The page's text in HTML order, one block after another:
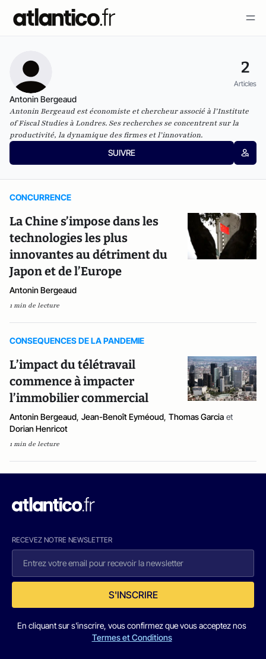
2
Articles
Antonin Bergeaud
Antonin Bergeaud est économiste et chercheur associé à l’Institute
of Fiscal Studies à Londres. Ses recherches se concentrent sur la
productivité, la dynamique des firmes et l’innovation.
SUIVRE
CONCURRENCE
La Chine s’impose dans les
technologies les plus
innovantes au détriment du
Japon et de l’Europe
Antonin Bergeaud
1 min de lecture
CONSEQUENCES DE LA PANDEMIE
L’impact du télétravail
commence à impacter
l’immobilier commercial
Antonin Bergeaud, Jean-Benoît Eyméoud, Thomas Garcia et
Dorian Henricot
1 min de lecture
RECEVEZ NOTRE NEWSLETTER
S'INSCRIRE
En cliquant sur s'inscrire, vous confirmez que vous acceptez nos
Termes et Conditions